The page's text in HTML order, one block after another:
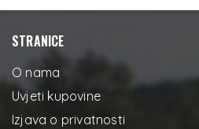
STRANICE
O nama
Uvjeti kupovine
Izjava o privatnosti